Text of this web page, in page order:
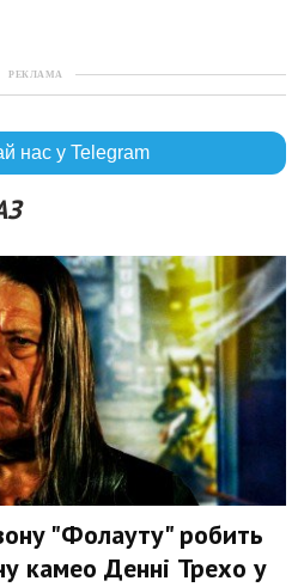
РЕКЛАМА
нас у Telegram
"Фолауту" робить
камео Денні Трехо у